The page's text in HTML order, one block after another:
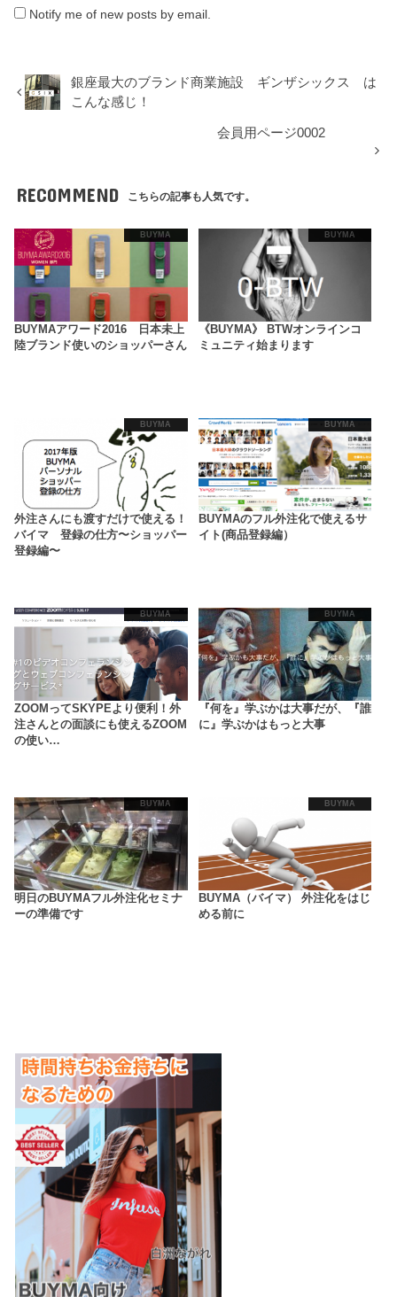
Notify me of new posts by email.
銀座最大のブランド商業施設 ギンザシックス は
こんな感じ！
会員用ページ0002
RECOMMEND こちらの記事も人気です。
BUYMA
BUYMAアワード2016 日本未上
陸ブランド使いのショッパーさん
BUYMA
《BUYMA》 BTWオンラインコ
ミュニティ始まります
BUYMA
外注さんにも渡すだけで使える！
バイマ 登録の仕方〜ショッパー
登録編〜
BUYMA
BUYMAのフル外注化で使えるサ
イト(商品登録編）
BUYMA
ZOOMってSKYPEより便利！外
注さんとの面談にも使えるZOOM
の使い…
BUYMA
『何を』学ぶかは大事だが、『誰
に』学ぶかはもっと大事
BUYMA
明日のBUYMAフル外注化セミナ
ーの準備です
BUYMA
BUYMA（バイマ） 外注化をはじ
める前に